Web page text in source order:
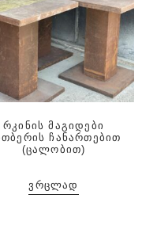
რკინის მაგიდები
ჩანართებით
(ცალობით)
ᲕᲠᲪᲚᲐᲓ